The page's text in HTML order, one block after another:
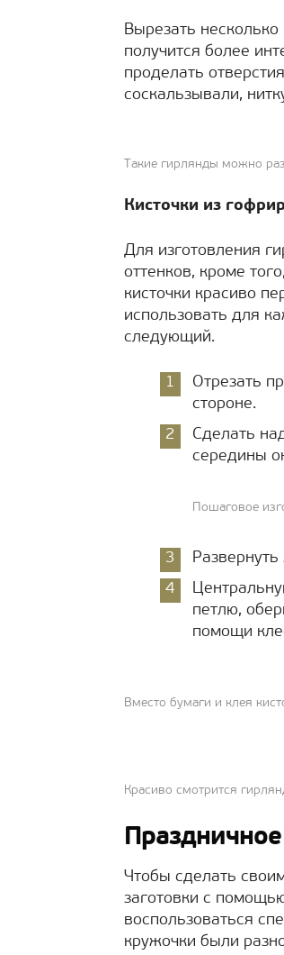
Вырезать
получится более
проделать
соскальзывали,
Такие гирлянды можно
Кисточки из
Для изготовления
оттенков, кроме
кисточки красиво
использовать для
следующий.
Отрезать
стороне.
Сделать
середины
Пошаговое
петлю,
помощи
Вместо бумаги и клея
Красиво смотрится
Чтобы сделать
заготовки с
воспользоваться
кружочки были